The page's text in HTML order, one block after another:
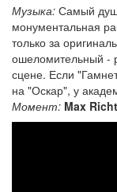
Музыка: Самый
монументальная
только за
ошеломительный -
сцене. Если
на "Оскар", у
Момент: Max